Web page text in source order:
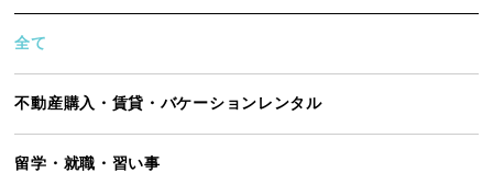
全て
不動産購入・賃貸・バケーションレンタル
留学・就職・習い事